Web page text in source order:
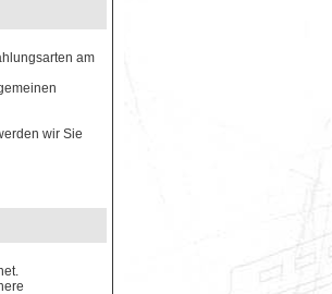
am
wir Sie